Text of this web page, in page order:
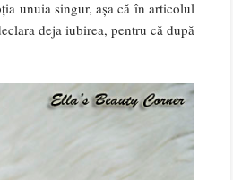
unuia singur, așa că în articolul
deja iubirea, pentru că după